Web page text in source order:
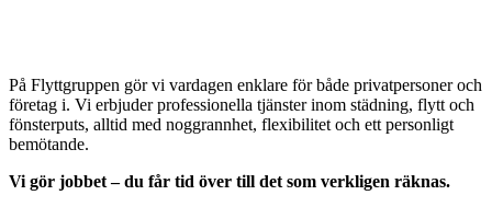
På Flyttgruppen gör vi vardagen enklare för både privatpersoner och
företag i. Vi erbjuder professionella tjänster inom städning, flytt och
fönsterputs, alltid med noggrannhet, flexibilitet och ett personligt
bemötande.
Vi gör jobbet – du får tid över till det som verkligen räknas.